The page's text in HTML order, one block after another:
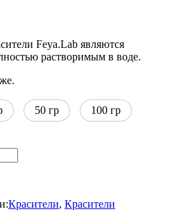
Feya.Lab являются
растворимым в воде.
50 гр 100 гр
Красители, Красители